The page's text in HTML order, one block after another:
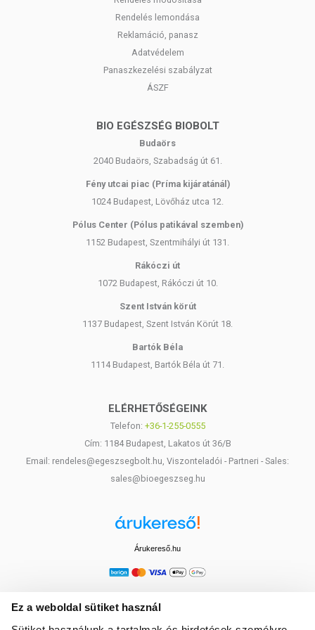
Ez a weboldal sütiket használ
Rendelés lemondása
Reklamáció, panasz
Adatvédelem
Panaszkezelési szabályzat
ÁSZF
BIO EGÉSZSÉG BIOBOLT
Budaörs
2040 Budaörs, Szabadság út 61.
Fény utcai piac (Príma kijáratánál)
1024 Budapest, Lövőház utca 12.
Pólus Center (Pólus patikával szemben)
1152 Budapest, Szentmihályi út 131.
Rákóczi út
1072 Budapest, Rákóczi út 10.
Szent István körút
1137 Budapest, Szent István Körút 18.
Bartók Béla
1114 Budapest, Bartók Béla út 71.
ELÉRHETŐSÉGEINK
Telefon: +36-1-255-0555
Cím: 1184 Budapest, Lakatos út 36/B
Email: rendeles@egeszsegbolt.hu, Viszonteladói - Partneri - Sales:
sales@bioegeszseg.hu
Árukereső.hu